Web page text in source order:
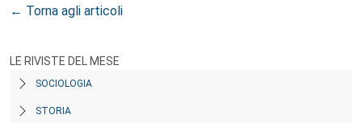
← Torna agli articoli
LE RIVISTE DEL MESE
SOCIOLOGIA
STORIA